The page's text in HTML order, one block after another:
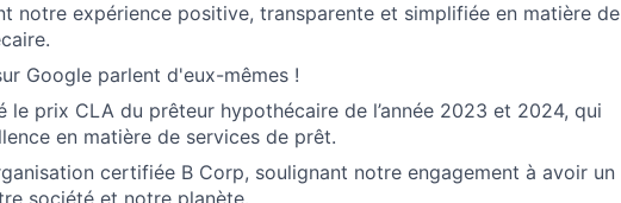
notre expérience positive, transparente et simplifiée en matière de
Google parlent d'eux-mêmes !
le prix CLA du prêteur hypothécaire de l’année 2023 et 2024, qui
en matière de services de prêt.
certifiée B Corp, soulignant notre engagement à avoir un
société et notre planète.